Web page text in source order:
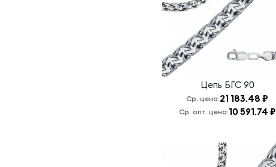
Цепь БГС 90
Ср. цена:21 183.48 ₽
Ср. опт. цена:10 591.74 ₽